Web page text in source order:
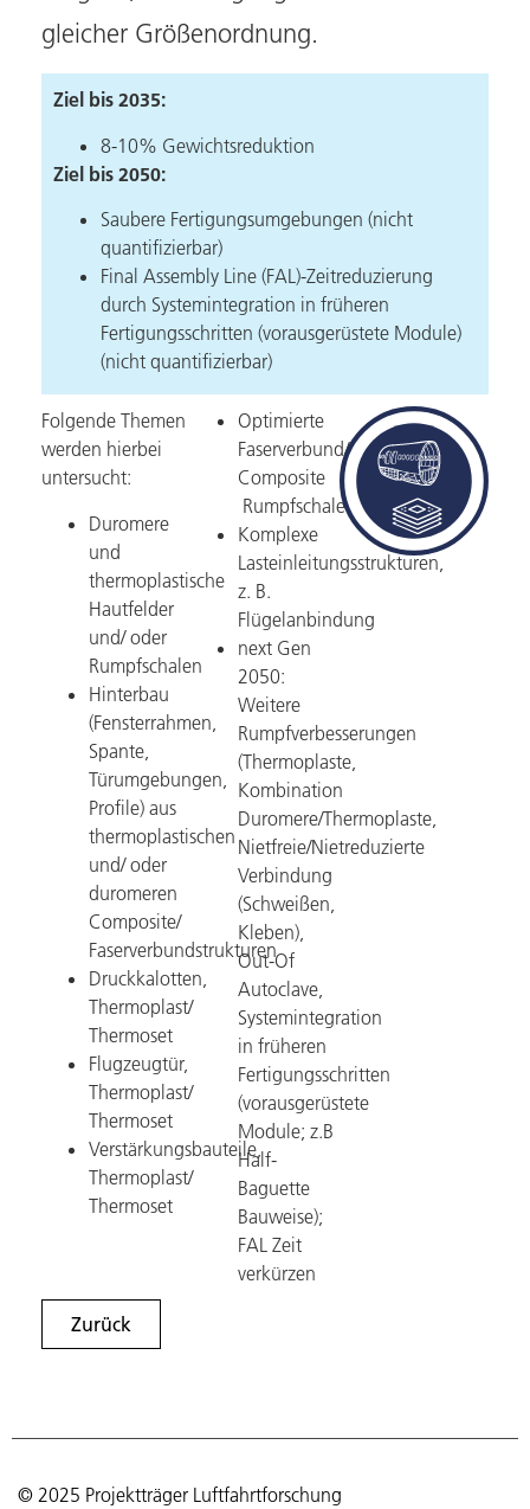
gleicher Größenordnung.
Ziel bis 2035:
8-10% Gewichtsreduktion
Ziel bis 2050:
Saubere Fertigungsumgebungen (nicht
quantifizierbar)
Final Assembly Line (FAL)-Zeitreduzierung
durch Systemintegration in früheren
Fertigungsschritten (vorausgerüstete Module)
(nicht quantifizierbar)
Folgende Themen
werden hierbei
untersucht:
Duromere
und
thermoplastische
Hautfelder
und/ oder
Rumpfschalen
Hinterbau
(Fensterrahmen,
Spante,
Türumgebungen,
Profile) aus
thermoplastischen
und/ oder
duromeren
Composite/
Faserverbundstrukturen
Druckkalotten,
Thermoplast/
Thermoset
Flugzeugtür,
Thermoplast/
Thermoset
Verstärkungsbauteile,
Thermoplast/
Thermoset
Optimierte
Faserverbund/
Composite
Rumpfschalen
Komplexe
Lasteinleitungsstrukturen,
z. B.
Flügelanbindung
next Gen
2050:
Weitere
Rumpfverbesserungen
(Thermoplaste,
Kombination
Duromere/Thermoplaste,
Nietfreie/Nietreduzierte
Verbindung
(Schweißen,
Kleben),
Out-Of
Autoclave,
Systemintegration
in früheren
Fertigungsschritten
(vorausgerüstete
Module; z.B
Half-
Baguette
Bauweise);
FAL Zeit
verkürzen
Zurück
© 2025 Projektträger Luftfahrtforschung